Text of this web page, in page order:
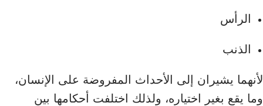
الرأس
الذنب
لأنهما يشيران إلى الأحداث المفروضة على الإنسان،
وما يقع بغير اختياره، ولذلك اختلفت أحكامها بين